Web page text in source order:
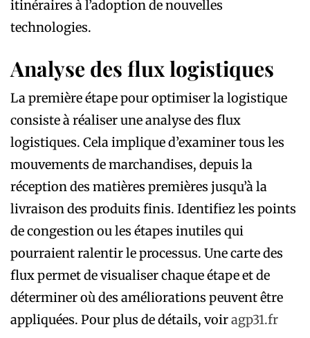
itinéraires à l’adoption de nouvelles
technologies.
Analyse des flux logistiques
La première étape pour optimiser la logistique
consiste à réaliser une analyse des flux
logistiques. Cela implique d’examiner tous les
mouvements de marchandises, depuis la
réception des matières premières jusqu’à la
livraison des produits finis. Identifiez les points
de congestion ou les étapes inutiles qui
pourraient ralentir le processus. Une carte des
flux permet de visualiser chaque étape et de
déterminer où des améliorations peuvent être
appliquées. Pour plus de détails, voiragp31.fr